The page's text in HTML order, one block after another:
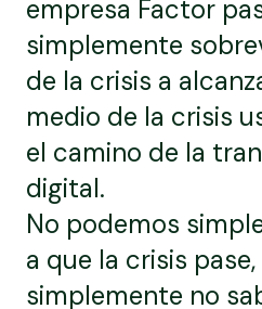
empresa Factor
simplemente
de la crisis a
medio de la crisis
el camino de la
digital.
No podemos
a que la crisis
simplemente no